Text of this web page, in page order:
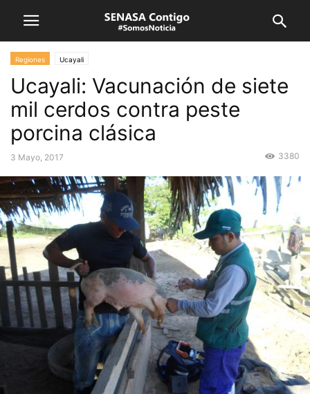
Regiones Ucayali
Ucayali: Vacunación de siete
mil cerdos contra peste
porcina clásica
3 Mayo, 2017 3380